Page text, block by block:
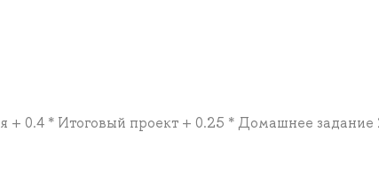
0.4 * Итоговый проект + 0.25 * Домашнее задание